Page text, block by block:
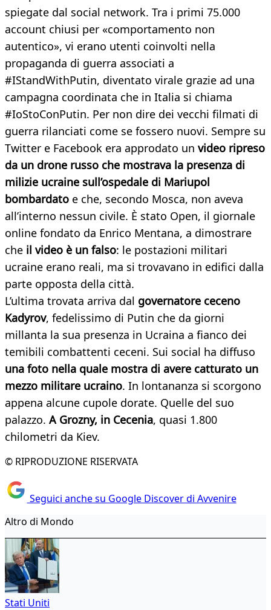
spiegate dal social network. Tra i primi 75.000
account chiusi per «comportamento non
autentico», vi erano utenti coinvolti nella
propaganda di guerra associati a
#IStandWithPutin, diventato virale grazie ad una
campagna coordinata che in Italia si chiama
#IoStoConPutin. Per non dire dei vecchi filmati di
guerra rilanciati come se fossero nuovi. Sempre su
Twitter e Facebook era approdato un video ripreso
da un drone russo che mostrava la presenza di
milizie ucraine sull’ospedale di Mariupol
bombardato e che, secondo Mosca, non aveva
all’interno nessun civile. È stato Open, il giornale
online fondato da Enrico Mentana, a dimostrare
che il video è un falso: le postazioni militari
ucraine erano reali, ma si trovavano in edifici dalla
parte opposta della città.
L’ultima trovata arriva dal governatore ceceno
Kadyrov, fedelissimo di Putin che da giorni
millanta la sua presenza in Ucraina a fianco dei
temibili combattenti ceceni. Sui social ha diffuso
una foto nella quale mostra di avere catturato un
mezzo militare ucraino. In lontananza si scorgono
appena alcune cupole dorate. Quelle del suo
palazzo. A Grozny, in Cecenia, quasi 1.800
chilometri da Kiev.
© RIPRODUZIONE RISERVATA
Seguici anche su Google Discover di Avvenire
Altro di Mondo
Stati Uniti